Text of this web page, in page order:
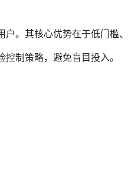
。其核心优势在于低门槛
制策略，避免盲目投入。